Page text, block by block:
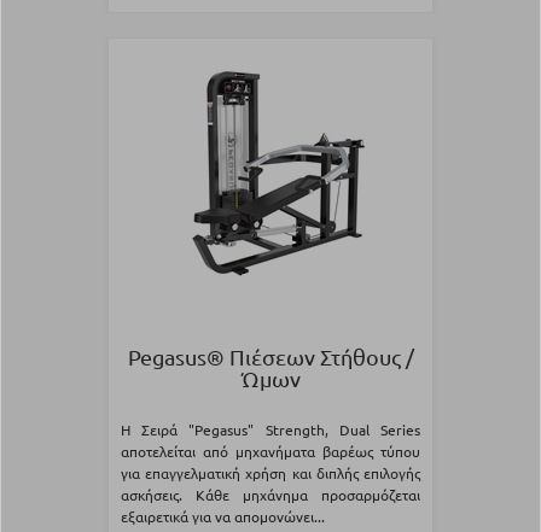
Pegasus® Πιέσεων Στήθους /
Ώμων
Η Σειρά "Pegasus" Strength, Dual Series
αποτελείται από μηχανήματα βαρέως τύπου
για επαγγελματική χρήση και διπλής επιλογής
ασκήσεις. Κάθε μηχάνημα προσαρμόζεται
εξαιρετικά για να απομονώνει...